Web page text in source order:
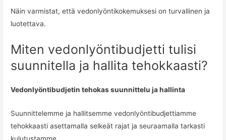
Näin varmistat, että vedonlyöntikokemuksesi on turvallinen ja
luotettava.
Miten vedonlyöntibudjetti tulisi
suunnitella ja hallita tehokkaasti?
Vedonlyöntibudjetin tehokas suunnittelu ja hallinta
Suunnittelemme ja hallitsemme vedonlyöntibudjettiamme
tehokkaasti asettamalla selkeät rajat ja seuraamalla tarkasti
kulutustamme.